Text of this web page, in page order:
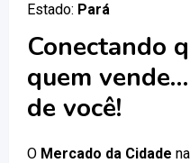
Estado: Pará
Conectando
quem
de você!
O Mercado da Cidade